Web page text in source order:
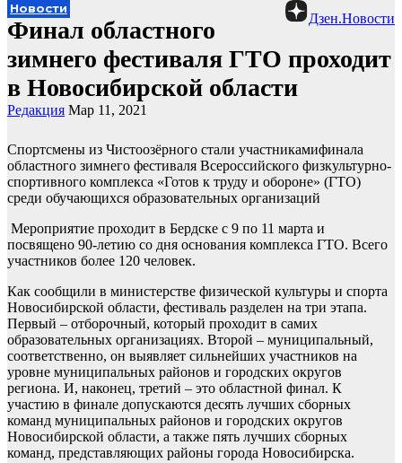
Дзен.Новости
Новости
Финал областного
зимнего фестиваля ГТО проходит
в Новосибирской области
Редакция Мар 11, 2021
Спортсмены из Чистоозёрного стали участникамифинала
областного зимнего фестиваля Всероссийского физкультурно-
спортивного комплекса «Готов к труду и обороне» (ГТО)
среди обучающихся образовательных организаций
Мероприятие проходит в Бердске с 9 по 11 марта и
посвящено 90-летию со дня основания комплекса ГТО. Всего
участников более 120 человек.
Как сообщили в министерстве физической культуры и спорта
Новосибирской области, фестиваль разделен на три этапа.
Первый – отборочный, который проходит в самих
образовательных организациях. Второй – муниципальный,
соответственно, он выявляет сильнейших участников на
уровне муниципальных районов и городских округов
региона. И, наконец, третий – это областной финал. К
участию в финале допускаются десять лучших сборных
команд муниципальных районов и городских округов
Новосибирской области, а также пять лучших сборных
команд, представляющих районы города Новосибирска.